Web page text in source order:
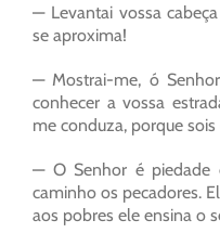
— Levantai vossa
se aproxima!
— Mostrai-me, ó
conhecer a vossa
me conduza, porque
— O Senhor é piedade
caminho os pecadores.
aos pobres ele ensina o